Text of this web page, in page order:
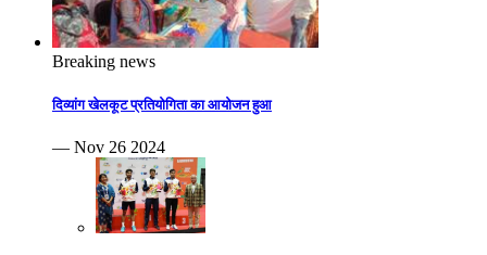
Breaking news
दिव्यांग खेलकूट प्रतियोगिता का आयोजन हुआ
— Nov 26 2024